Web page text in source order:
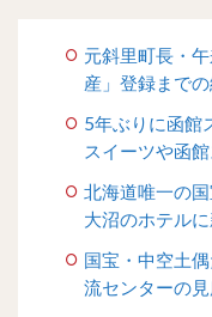
元斜里町長・
産」登録まで
5年ぶりに函館
スイーツや函
北海道唯一の
大沼のホテル
国宝・中空土
流センターの